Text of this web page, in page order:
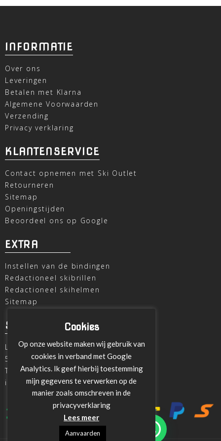
INFORMATIE
Over ons
Leveringen
Betalen met Klarna
Algemene Voorwaarden
Verzending
Privacy verklaring
KLANTENSERVICE
Contact opnemen met Ski Outlet
Retourneren
Sitemap
Openingstijden
Beoordeel ons op Google
EXTRA
Instellen van de bindingen
Redactioneel skibrillen
Redactioneel skihelmen
Sitemap
SKI OUTLET
Laagheidehof 8
5804 XC Venray
T
+31 478 515696
info@ski-outlet-venray.nl
Cookies
Op onze website maken wij gebruik van
cookies in verband met Google
Analytics. Ik geef hierbij toestemming
mijn gegevens te verwerken op de
manier zoals omschreven in de
privacyverklaring
Lees meer
Aanvaarden